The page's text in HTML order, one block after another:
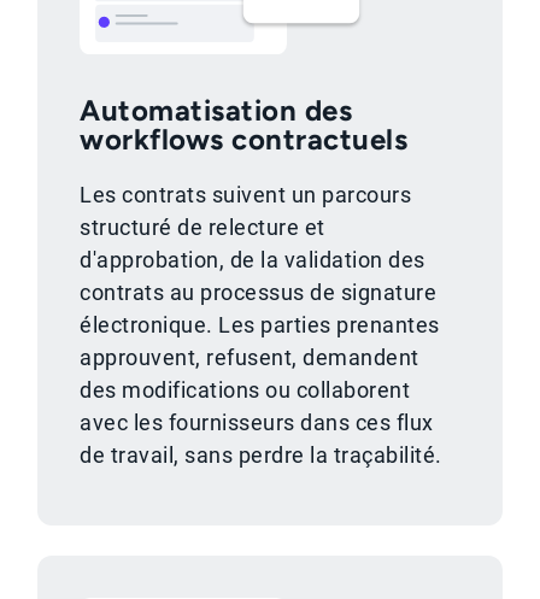
Automatisation des
workflows contractuels
Les contrats suivent un parcours
structuré de relecture et
d'approbation, de la validation des
contrats au processus de signature
électronique. Les parties prenantes
approuvent, refusent, demandent
des modifications ou collaborent
avec les fournisseurs dans ces flux
de travail, sans perdre la traçabilité.